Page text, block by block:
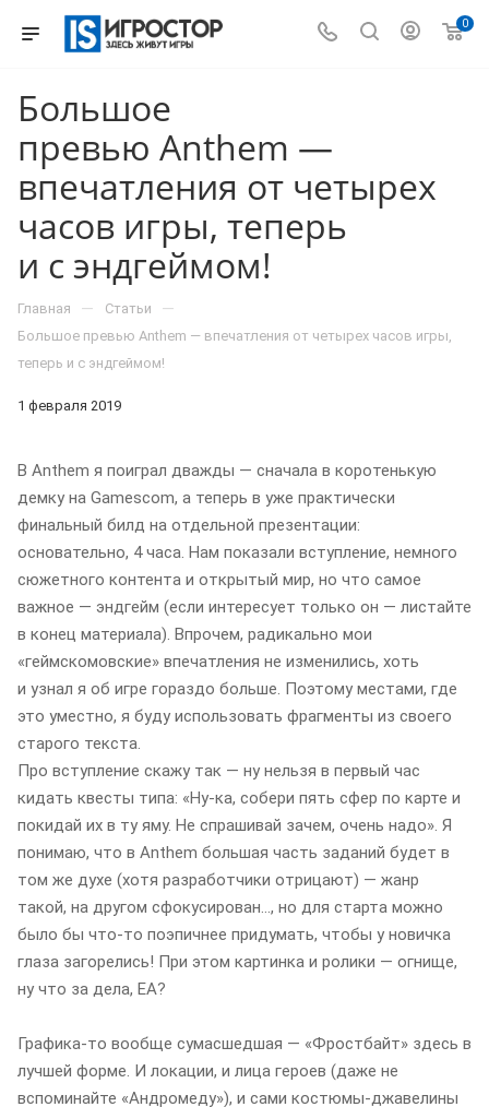
0
Большое
превью Anthem —
впечатления от четырех
часов игры, теперь
и с эндгеймом!
Главная — Статьи —
Большое превью Anthem — впечатления от четырех часов игры,
теперь и с эндгеймом!
1 февраля 2019
В Anthem я поиграл дважды — сначала в коротенькую
демку на Gamescom, а теперь в уже практически
финальный билд на отдельной презентации:
основательно, 4 часа. Нам показали вступление, немного
сюжетного контента и открытый мир, но что самое
важное — эндгейм (если интересует только он — листайте
в конец материала). Впрочем, радикально мои
«геймскомовские» впечатления не изменились, хоть
и узнал я об игре гораздо больше. Поэтому местами, где
это уместно, я буду использовать фрагменты из своего
старого текста.
Про вступление скажу так — ну нельзя в первый час
кидать квесты типа: «Ну-ка, собери пять сфер по карте и
покидай их в ту яму. Не спрашивай зачем, очень надо». Я
понимаю, что в Anthem большая часть заданий будет в
том же духе (хотя разработчики отрицают) — жанр
такой, на другом сфокусирован…, но для старта можно
было бы что-то поэпичнее придумать, чтобы у новичка
глаза загорелись! При этом картинка и ролики — огнище,
ну что за дела, EA?
Графика-то вообще сумасшедшая — «Фростбайт» здесь в
лучшей форме. И локации, и лица героев (даже не
вспоминайте «Андромеду»), и сами костюмы-джавелины